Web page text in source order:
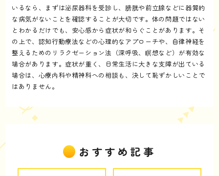
いるなら、まずは泌尿器科を受診し、膀胱や前立腺などに器質的
な病気がないことを確認することが大切です。体の問題ではない
とわかるだけでも、安心感から症状が和らぐことがあります。そ
の上で、認知行動療法などの心理的なアプローチや、自律神経を
整えるためのリラクゼーション法（深呼吸、瞑想など）が有効な
場合があります。症状が重く、日常生活に大きな支障が出ている
場合は、心療内科や精神科への相談も、決して恥ずかしいことで
はありません。
おすすめ記事